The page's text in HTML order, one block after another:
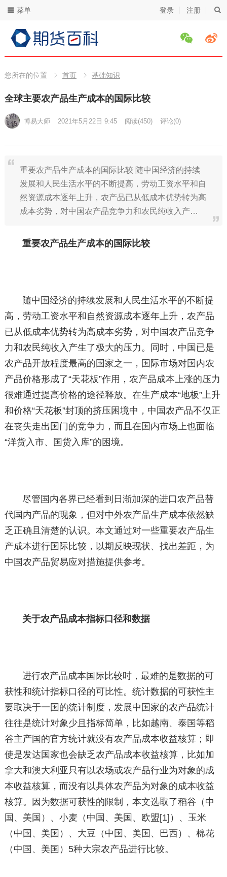
登录 注册
菜单
您所在的位置 首页 基础知识
全球主要农产品生产成本的国际比较
博易大师 2021年5月22日 9:45 阅读(450) 评论(0)
重要农产品生产成本的国际比较 随中国经济的持续
发展和人民生活水平的不断提高，劳动工资水平和自
然资源成本逐年上升，农产品已从低成本优势转为高
成本劣势，对中国农产品竞争力和农民纯收入产…
重要农产品生产成本的国际比较
随中国经济的持续发展和人民生活水平的不断提
高，劳动工资水平和自然资源成本逐年上升，农产品
已从低成本优势转为高成本劣势，对中国农产品竞争
力和农民纯收入产生了极大的压力。同时，中国已是
农产品开放程度最高的国家之一，国际市场对国内农
产品价格形成了“天花板”作用，农产品成本上涨的压力
很难通过提高价格的途径释放。在生产成本“地板”上升
和价格“天花板”封顶的挤压困境中，中国农产品不仅正
在丧失走出国门的竞争力，而且在国内市场上也面临
“洋货入市、国货入库”的困境。
尽管国内各界已经看到日渐加深的进口农产品替
代国内产品的现象，但对中外农产品生产成本依然缺
乏正确且清楚的认识。本文通过对一些重要农产品生
产成本进行国际比较，以期反映现状、找出差距，为
中国农产品贸易应对措施提供参考。
关于农产品成本指标口径和数据
进行农产品成本国际比较时，最难的是数据的可
获性和统计指标口径的可比性。统计数据的可获性主
要取决于一国的统计制度，发展中国家的农产品统计
往往是统计对象少且指标简单，比如越南、泰国等稻
谷主产国的官方统计就没有农产品成本收益核算；即
使是发达国家也会缺乏农产品成本收益核算，比如加
拿大和澳大利亚只有以农场或农产品行业为对象的成
本收益核算，而没有以具体农产品为对象的成本收益
核算。因为数据可获性的限制，本文选取了稻谷（中
国、美国）、小麦（中国、美国、欧盟[1]）、玉米
（中国、美国）、大豆（中国、美国、巴西）、棉花
（中国、美国）5种大宗农产品进行比较。